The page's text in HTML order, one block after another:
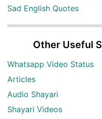
Sad English Quotes
Other Useful
Whatsapp Video Status
Articles
Audio Shayari
Shayari Videos